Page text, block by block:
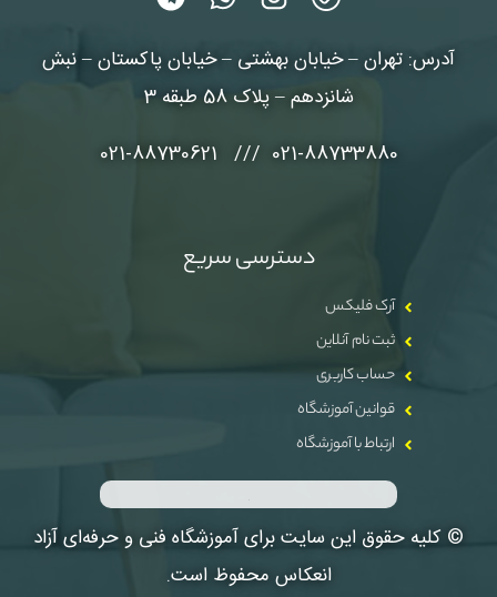
آدرس: تهران – خیابان بهشتی – خیابان پاکستان – نبش
شانزدهم – پلاک 58 طبقه 3
021-88733880 /// 021-88730621
دسترسی سریع
آرک فلیکس
ثبت نام آنلاین
حساب کاربری
قوانین آموزشگاه
ارتباط با آموزشگاه
© کلیه حقوق این سایت برای آموزشگاه فنی و حرفه‌ای آزاد
انعکاس محفوظ است.